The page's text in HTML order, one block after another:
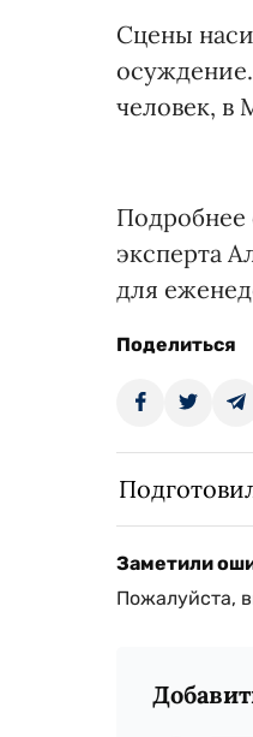
Сцены
человек, в
Подробнее
эксперта
для
Поделиться
Заметили
Пожалуйста,